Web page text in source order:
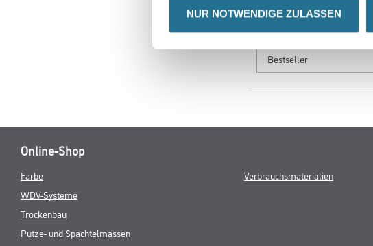
NUR NOTWENDIGE ZULASSEN
Sortieren nach:
Online-Shop
Farbe
WDV-Systeme
Trockenbau
Putze- und Spachtelmassen
Verbrauchsmaterialien